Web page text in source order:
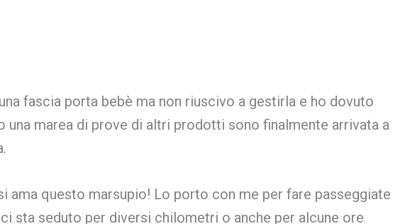
fascia porta bebè ma non riuscivo a gestirla e ho dovuto
una marea di prove di altri prodotti sono finalmente arrivata a
ama questo marsupio! Lo porto con me per fare passeggiate
sta seduto per diversi chilometri o anche per alcune ore